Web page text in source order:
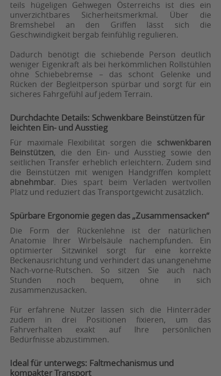
teils hügeligen Gehwegen Österreichs ist dies ein
unverzichtbares Sicherheitsmerkmal. Über die
Bremshebel an den Griffen lässt sich die
Geschwindigkeit bergab feinfühlig regulieren.
Dadurch benötigt die schiebende Person deutlich
weniger Eigenkraft als bei herkömmlichen Rollstühlen
ohne Schiebebremse – das schont Gelenke und
Rücken der Begleitperson spürbar und sorgt für ein
sicheres Fahrgefühl auf jedem Terrain.
Durchdachte Details: Schwenkbare Beinstützen für
leichten Ein- und Ausstieg
Für maximale Flexibilität sorgen die schwenkbaren
Beinstützen, die den Ein- und Ausstieg sowie den
seitlichen Transfer erheblich erleichtern. Zudem sind
die Beinstützen mit wenigen Handgriffen komplett
abnehmbar. Dies spart beim Verladen wertvollen
Platz und reduziert das Transportgewicht zusätzlich.
Spürbare Ergonomie gegen das „Zusammensacken“
Die Form der Rückenlehne ist der natürlichen
Anatomie Ihrer Wirbelsäule nachempfunden. Ein
optimierter Sitzwinkel sorgt für eine korrekte
Beckenausrichtung und verhindert das unangenehme
Nach-vorne-Rutschen. So sitzen Sie auch nach
Stunden noch bequem, ohne in sich
zusammenzusacken.
Für erfahrene Nutzer lassen sich die Hinterräder
zudem in drei Positionen fixieren, um das
Fahrverhalten exakt auf Ihre persönlichen
Bedürfnisse abzustimmen.
Ideal für unterwegs: Faltmechanismus und
kompakter Transport